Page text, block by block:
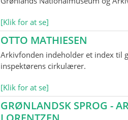
[Klik for at se]
OTTO MATHIESEN
Arkivfonden indeholder et index til
inspektørens cirkulærer.
[Klik for at se]
GRØNLANDSK SPROG -